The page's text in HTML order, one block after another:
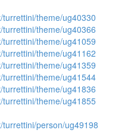
theme/ug40330
theme/ug40366
theme/ug41059
theme/ug41162
theme/ug41359
theme/ug41544
theme/ug41836
theme/ug41855
person/ug49198